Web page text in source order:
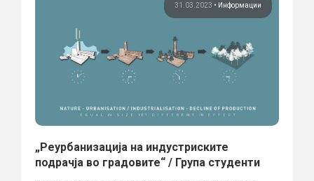
31.03.2023 • Информации
„Реурбанизација на индустриските
подрачја во градовите“ / Група студенти